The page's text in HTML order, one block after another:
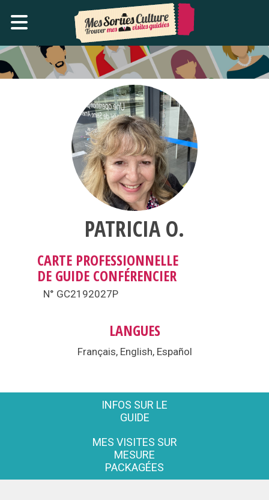
PATRICIA O.
CARTE PROFESSIONNELLE
DE GUIDE CONFÉRENCIER
N° GC2192027P
LANGUES
Français, English, Español
INFOS SUR LE
GUIDE
MES VISITES SUR
MESURE
PACKAGÉES